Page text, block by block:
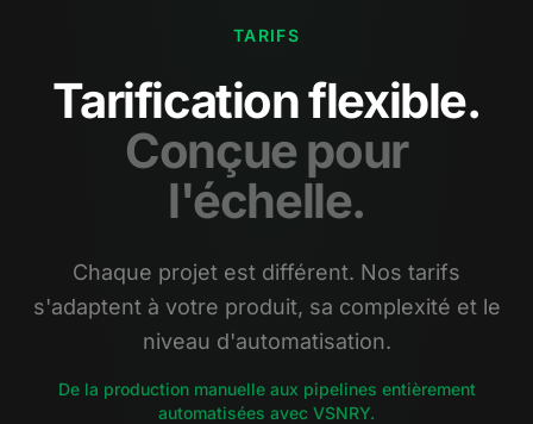
TARIFS
Tarification flexible.
Conçue pour
l'échelle.
Chaque projet est différent. Nos tarifs
s'adaptent à votre produit, sa complexité et le
niveau d'automatisation.
De la production manuelle aux pipelines entièrement
automatisées avec VSNRY.